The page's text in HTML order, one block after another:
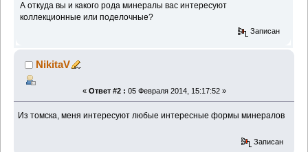
А откуда вы и какого рода минералы вас интересуют
коллекционные или поделочные?
Записан
NikitaV
« Ответ #2 : 05 Февраля 2014, 15:17:52 »
Из томска, меня интересуют любые интересные формы минералов
Записан